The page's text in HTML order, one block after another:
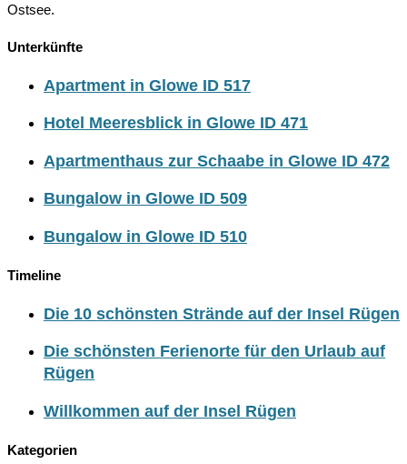
Ostsee.
Unterkünfte
Apartment in Glowe ID 517
Hotel Meeresblick in Glowe ID 471
Apartmenthaus zur Schaabe in Glowe ID 472
Bungalow in Glowe ID 509
Bungalow in Glowe ID 510
Timeline
Die 10 schönsten Strände auf der Insel Rügen
Die schönsten Ferienorte für den Urlaub auf
Rügen
Willkommen auf der Insel Rügen
Kategorien